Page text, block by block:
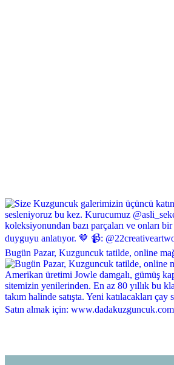
Bugün Pazar, Kuzguncuk tatilde, online